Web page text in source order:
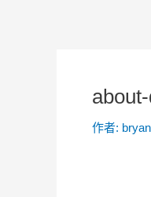
作者: bryan